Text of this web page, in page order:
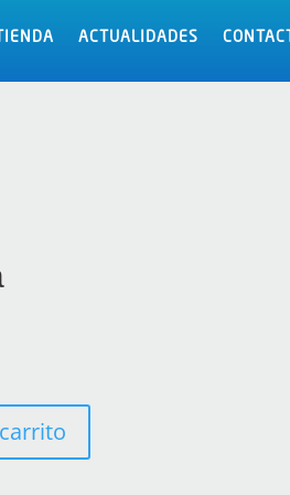
TIENDA ACTUALIDADES CONTACT
TIENDA ACTUALIDADES CONTACT